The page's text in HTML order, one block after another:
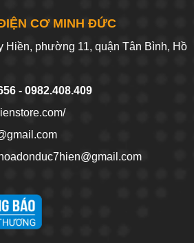
CƠ MINH ĐỨC
phường 11, quận Tân Bình, Hồ
- 0982.408.409